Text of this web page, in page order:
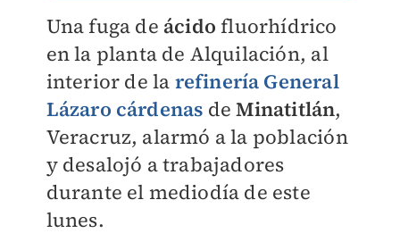
Una fuga de ácido fluorhídrico
en la planta de Alquilación, al
interior de la refinería General
Lázaro cárdenas deMinatitlán,
Veracruz, alarmó a la población
y desalojó a trabajadores
durante el mediodía de este
lunes.